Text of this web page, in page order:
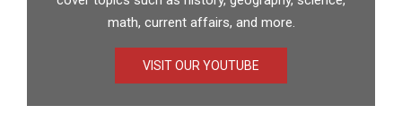
math, current affairs, and more.
VISIT OUR YOUTUBE